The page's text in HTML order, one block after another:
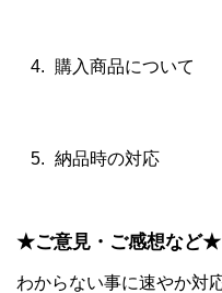
購入商品について
納品時の対応
★ご意見・ご感想など★
わからない事に速やか対